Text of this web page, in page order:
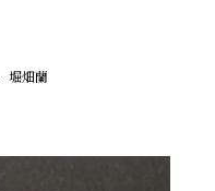
堀畑蘭